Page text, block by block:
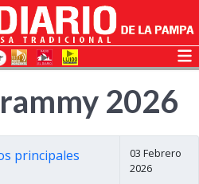
2026
principales
03 Febrero
2026